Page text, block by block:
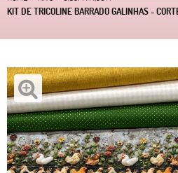
KIT DE TRICOLINE BARRADO GALINHAS -